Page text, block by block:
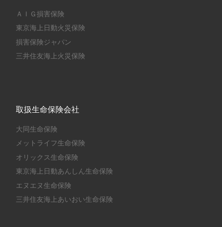
ＡＩＧ損害保険
東京海上日動火災保険
損害保険ジャパン
三井住友海上火災保険
取扱生命保険会社
大同生命保険
メットライフ生命保険
オリックス生命保険
東京海上日動あんしん生命保険
エヌエヌ生命保険
三井住友海上あいおい生命保険